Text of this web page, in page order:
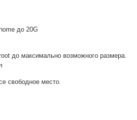
до 20G
до максимально возможного размера.
свободное место.